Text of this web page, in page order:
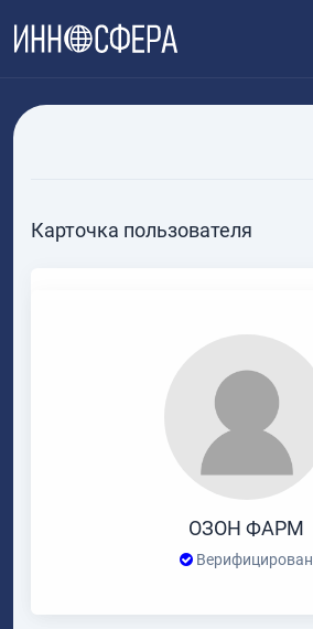
Карточка пользователя
ОЗОН ФАРМ
Верифицирован